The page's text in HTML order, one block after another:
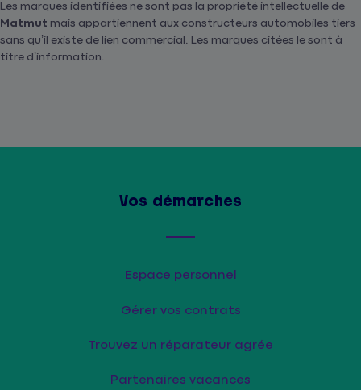
Les marques identifiées ne sont pas la propriété intellectuelle de
Matmut mais appartiennent aux constructeurs automobiles tiers
sans qu’il existe de lien commercial. Les marques citées le sont à
titre d’information.
Vos démarches
Espace personnel
Gérer vos contrats
Trouvez un réparateur agrée
Partenaires vacances